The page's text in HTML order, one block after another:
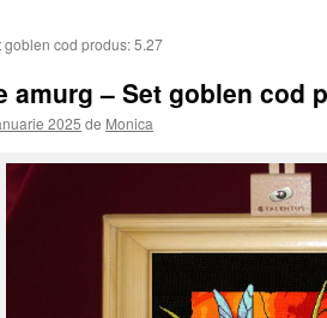
goblen cod produs: 5.27
amurg – Set goblen cod
2025 de Monica